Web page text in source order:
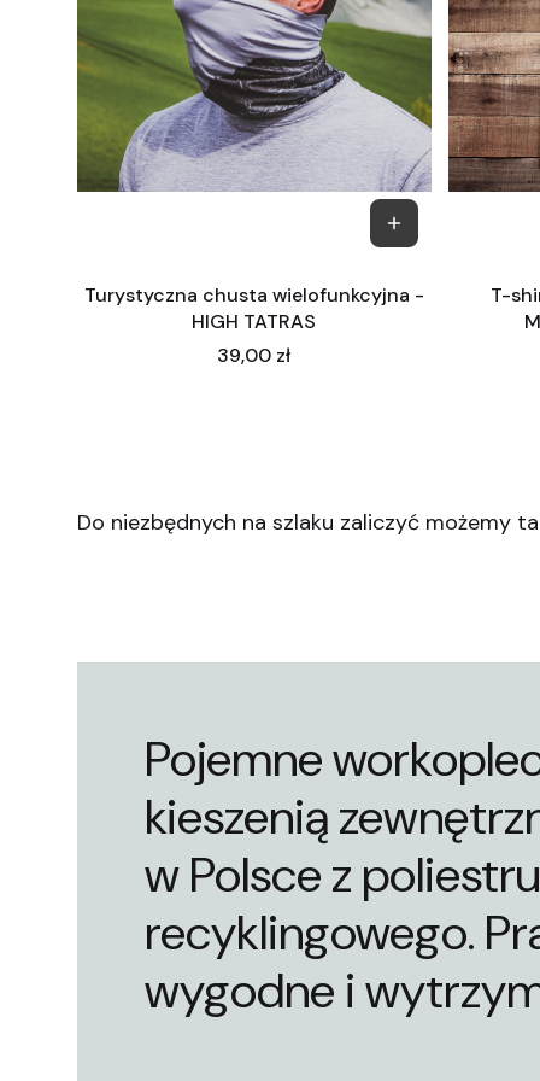
Turystyczna chusta wielofunkcyjna -
HIGH TATRAS
Cena
39,00 zł
T-
Do niezbędnych na szlaku zaliczyć możemy
Pojemne
kieszenią
w Polsce z poliestru
recyklingowego.
wygodne i